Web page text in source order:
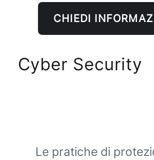
CHIEDI
Cyber Security
Le pratiche di